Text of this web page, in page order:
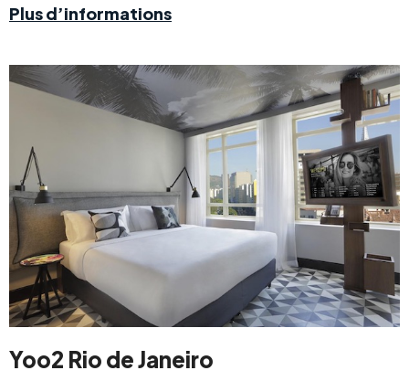
Plus d’informations
Yoo2 Rio de Janeiro